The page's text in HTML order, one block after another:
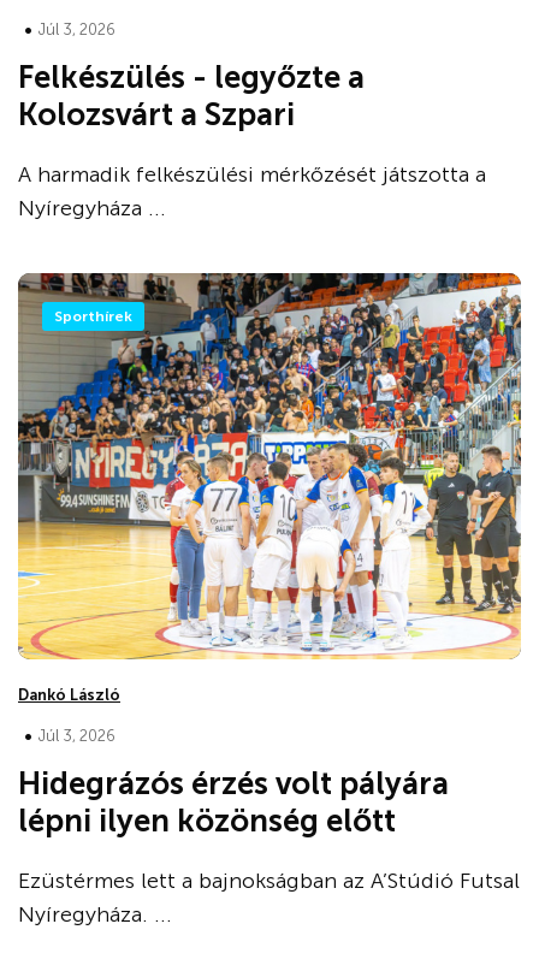
• Júl 3, 2026
Felkészülés - legyőzte a
Kolozsvárt a Szpari
A harmadik felkészülési mérkőzését játszotta a
Nyíregyháza ...
Sporthírek
Dankó László
• Júl 3, 2026
Hidegrázós érzés volt pályára
lépni ilyen közönség előtt
Ezüstérmes lett a bajnokságban az A’Stúdió Futsal
Nyíregyháza. ...